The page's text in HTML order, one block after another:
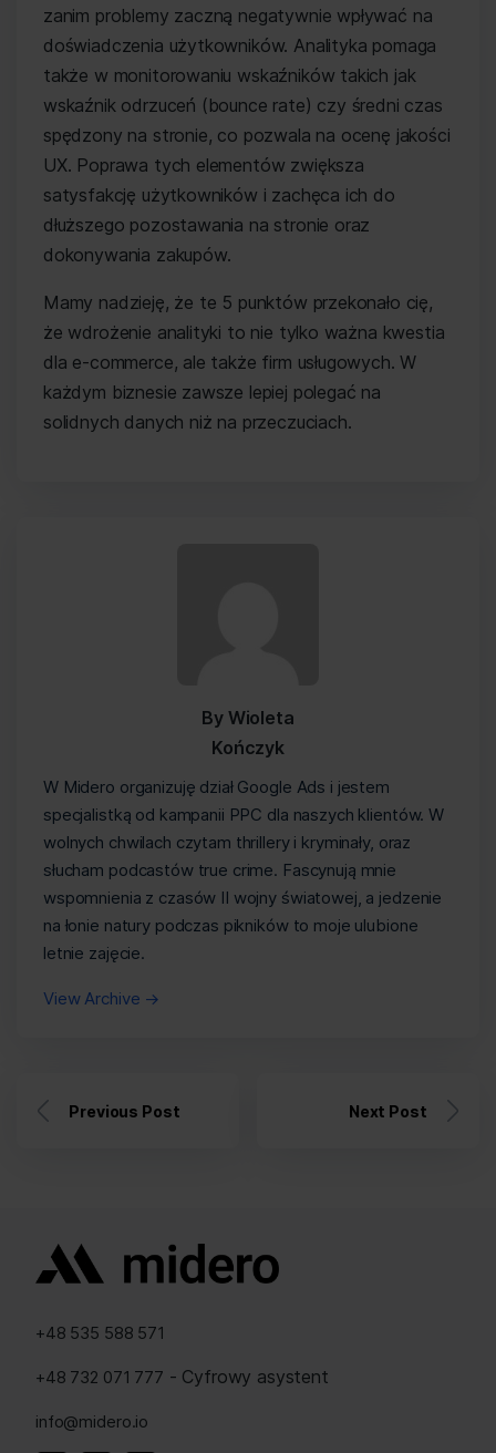
zanim problemy zaczną negatywnie wpływać na
doświadczenia użytkowników. Analityka pomaga
także w monitorowaniu wskaźników takich jak
wskaźnik odrzuceń (bounce rate) czy średni czas
spędzony na stronie, co pozwala na ocenę jakości
UX. Poprawa tych elementów zwiększa
satysfakcję użytkowników i zachęca ich do
dłuższego pozostawania na stronie oraz
dokonywania zakupów.
Mamy nadzieję, że te 5 punktów przekonało cię,
że wdrożenie analityki to nie tylko ważna kwestia
dla e-commerce, ale także firm usługowych. W
każdym biznesie zawsze lepiej polegać na
solidnych danych niż na przeczuciach.
By Wioleta
Kończyk
W Midero organizuję dział Google Ads i jestem
specjalistką od kampanii PPC dla naszych klientów. W
wolnych chwilach czytam thrillery i kryminały, oraz
słucham podcastów true crime. Fascynują mnie
wspomnienia z czasów II wojny światowej, a jedzenie
na łonie natury podczas pikników to moje ulubione
letnie zajęcie.
View Archive →
Previous Post Next Post
+48 535 588 571
+48 732 071 777 - Cyfrowy asystent
info@midero.io